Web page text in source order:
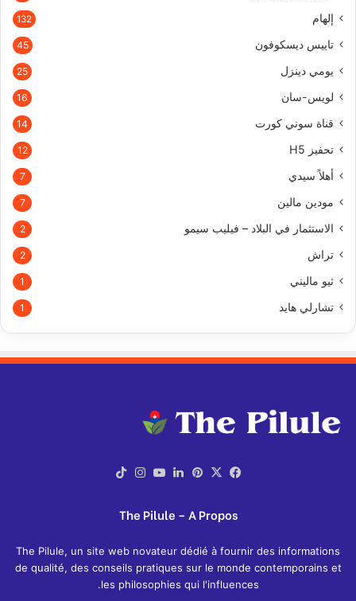
إلهام 132
تاييس ديسكوفون 45
يومي دينزل 25
لويس-سان 16
قناة سوني كورت 14
تحفيز H5 12
أهلاً سيدي 7
مودين مالين 7
الاستثمار في البلاد – فيليب سيمو 2
تراش 2
ثيو ماليني 1
تشارلي هايد 1
فيسبوك
X بينتيريست
لينكدإنيوتيوبانستقرام
The Pilule – A Propos
The Pilule, un site web novateur dédié à fournir des informations
de qualité, des conseils pratiques sur le monde contemporains et
les philosophies qui l'influences.